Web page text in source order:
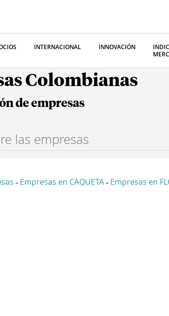
INTERNACIONAL INNOVACIÓN
Colombianas
de empresas
- Empresas en CAQUETA - Empresas en